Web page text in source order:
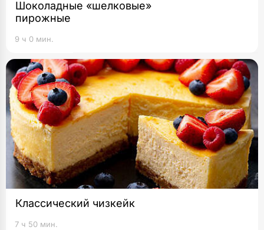
Шоколадные «шелковые»
пирожные
9 ч 0 мин.
Классический чизкейк
7 ч 50 мин.